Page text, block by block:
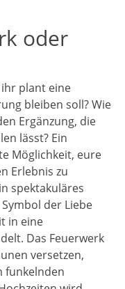
oder
plant eine
bleiben soll? Wie
Ergänzung, die
lässt? Ein
Möglichkeit, eure
Erlebnis zu
spektakuläres
der Liebe
in eine
Das Feuerwerk
versetzen,
funkelnden